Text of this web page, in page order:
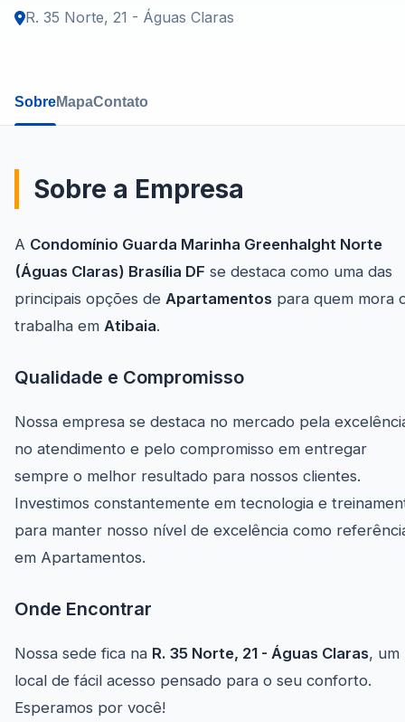
R. 35 Norte, 21 - Águas Claras
SobreMapaContato
Sobre a Empresa
A Condomínio Guarda Marinha Greenhalght Norte
(Águas Claras) Brasília DF se destaca como uma das
principais opções de Apartamentos para quem mora
trabalha em Atibaia.
Qualidade e Compromisso
Nossa empresa se destaca no mercado pela
no atendimento e pelo compromisso em entregar
sempre o melhor resultado para nossos clientes.
Investimos constantemente em tecnologia e
para manter nosso nível de excelência como
em Apartamentos.
Onde Encontrar
Nossa sede fica na R. 35 Norte, 21 - Águas Claras, um
local de fácil acesso pensado para o seu conforto.
Esperamos por você!